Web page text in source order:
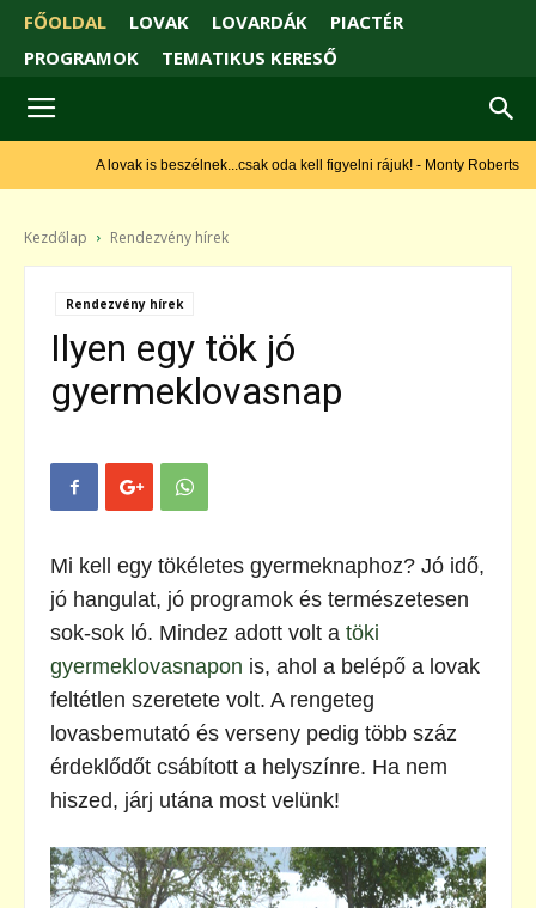
FŐOLDAL LOVAK LOVARDÁK
PIACTÉR
PROGRAMOK
TEMATIKUS KERESŐ
A lovak is beszélnek...csak oda kell figyelni rájuk! - Monty Roberts
Kezdőlap Rendezvény hírek
Rendezvény hírek
Ilyen egy tök jó
gyermeklovasnap
Mi kell egy tökéletes gyermeknaphoz? Jó idő,
jó hangulat, jó programok és természetesen
sok-sok ló. Mindez adott volt a töki
gyermeklovasnapon is, ahol a belépő a lovak
feltétlen szeretete volt. A rengeteg
lovasbemutató és verseny pedig több száz
érdeklődőt csábított a helyszínre. Ha nem
hiszed, járj utána most velünk!